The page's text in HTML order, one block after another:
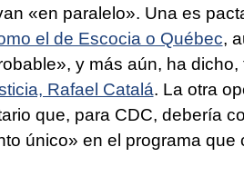
«en paralelo». Una es
el de Escocia o Québec,
y más aún, ha dicho,
Rafael Catalá. La otra
que, para CDC, debería
único» en el programa que